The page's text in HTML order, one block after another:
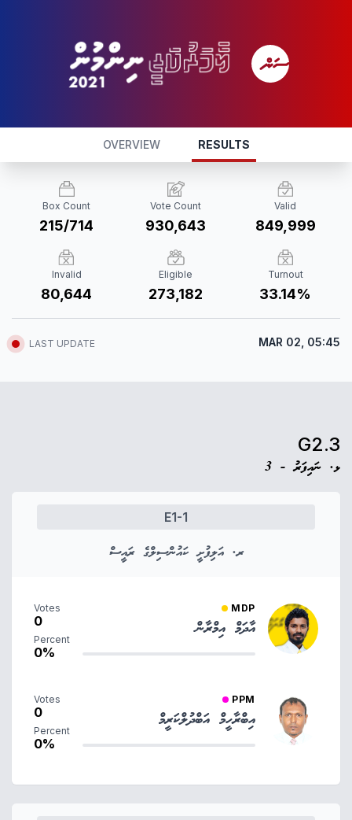
RESULTS
OVERVIEW
Box Count
215/714
Vote Count
930,643
Valid
849,999
Invalid
80,644
Eligible
273,182
Turnout
33.14%
LAST UPDATE MAR 02, 05:45
G2.3
ޅ. ނައިފަރު - 3
E1-1
ރ. އަލިފުށީ ކައުންސިލްގެ ރައީސް
MDP
އާދަމް އިމްރާން
Votes
0
Percent
0%
PPM
އިބްރާހީމް އަބްދުލްކަރީމް
Votes
0
Percent
0%